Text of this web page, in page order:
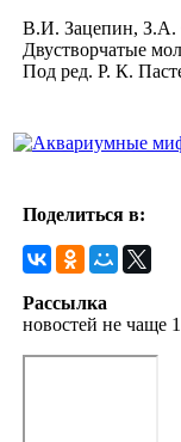
В.И. Зацепин,
Двустворчатые
Под ред. Р. К.
Поделиться в:
Рассылка
новостей не чаще